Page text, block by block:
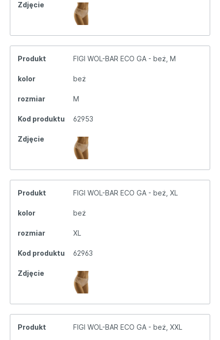
Zdjęcie
Produkt FIGI WOL-BAR ECO GA - beż, M
kolor beż
rozmiar M
Kod produktu 62953
Zdjęcie
Produkt FIGI WOL-BAR ECO GA - beż, XL
kolor beż
rozmiar XL
Kod produktu 62963
Zdjęcie
Produkt FIGI WOL-BAR ECO GA - beż, XXL